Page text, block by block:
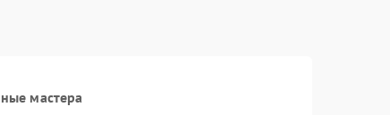
мастера